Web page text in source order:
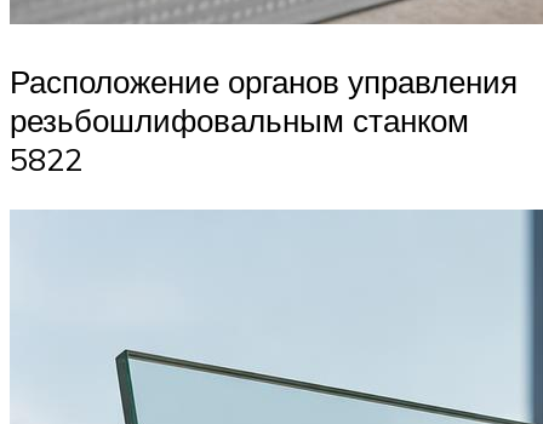
Расположение органов управления
резьбошлифовальным станком
5822